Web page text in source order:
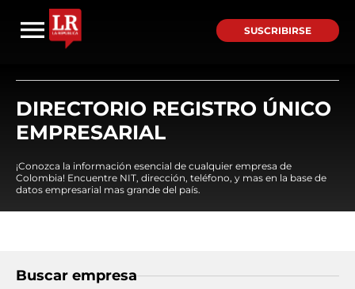
SUSCRIBIRSE
DIRECTORIO REGISTRO ÚNICO
EMPRESARIAL
¡Conozca la información esencial de cualquier empresa de
Colombia! Encuentre NIT, dirección, teléfono, y mas en la base de
datos empresarial mas grande del país.
Buscar empresa